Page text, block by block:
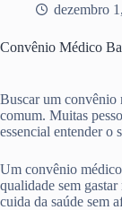
dezembro
Convênio Médico
Buscar um convênio
comum. Muitas
essencial entender o
Um convênio
qualidade sem
cuida da saúde sem